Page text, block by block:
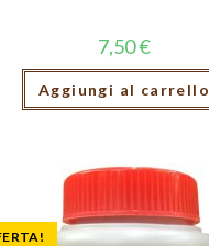
7,50€
Aggiungi al carrello